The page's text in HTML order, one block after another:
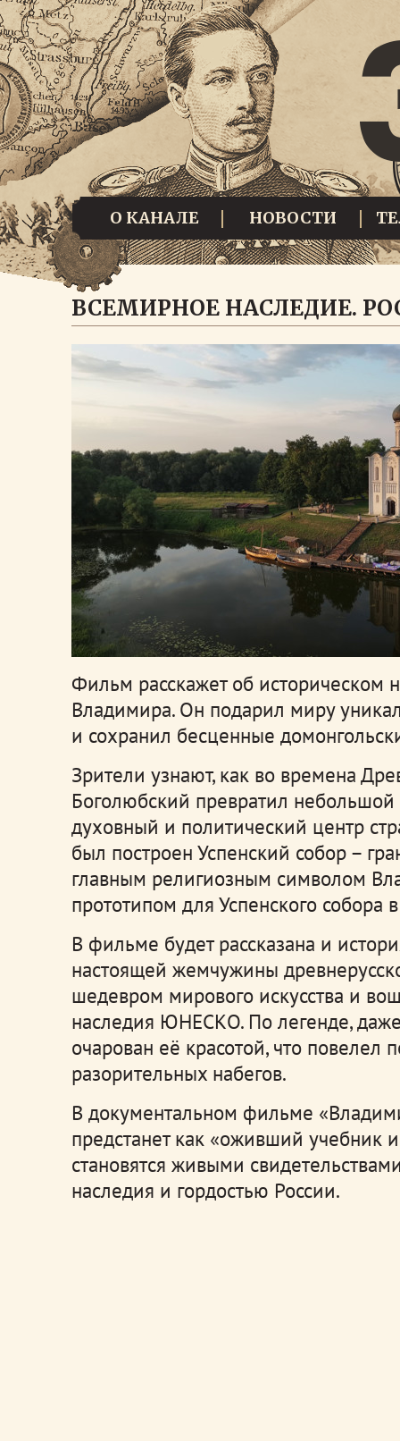
О КАНАЛЕ НОВОСТИ
ВСЕМИРНОЕ НАСЛЕДИЕ.
Фильм расскажет об историческом
Владимира. Он подарил миру
и сохранил бесценные
Зрители узнают, как во времена
Боголюбский превратил
духовный и политический центр
был построен Успенский собор –
главным религиозным символом
прототипом для Успенского
В фильме будет рассказана и
настоящей жемчужины
шедевром мирового искусства и
наследия ЮНЕСКО. По легенде,
очарован её красотой, что повелел
разорительных набегов.
В документальном фильме
предстанет как «оживший учебник
становятся живыми
наследия и гордостью России.